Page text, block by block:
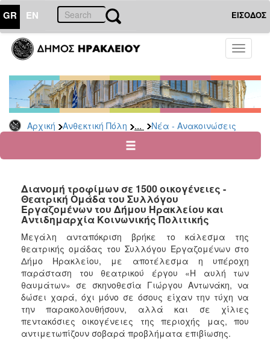
GR EN ΕΙΣΟΔΟΣ
Toggle
Αρχική Ανθεκτική Πόλη ... Νέα - Ανακοινώσεις
ΑΝΘΕΚΤΙΚΗ
ΠΟΛΗ
Κοινωνική
Πολιτική
Νέα
Ανακοινώσεις
για
Οικονομική
Αδυναμία
&
Φυσικές
Καταστροφές
Κέντρα
Κοινοτικής
Φροντίδας
(Κ.Α.Π.Η.)
Κέντρα
Δημιουργικής
Διανομή τροφίμων σε 1500 οικογένειες -
Θεατρική Ομάδα του Συλλόγου
Εργαζομένων του Δήμου Ηρακλείου και
Αντιδημαρχία Κοινωνικής Πολιτικής
Μεγάλη ανταπόκριση βρήκε το κάλεσμα της
θεατρικής ομάδας του Συλλόγου Εργαζομένων στο
Δήμο Ηρακλείου, με αποτέλεσμα η υπέροχη
παράσταση του θεατρικού έργου «Η αυλή των
θαυμάτων» σε σκηνοθεσία Γιώργου Αντωνάκη, να
δώσει χαρά, όχι μόνο σε όσους είχαν την τύχη να
την παρακολουθήσουν, αλλά και σε χίλιες
πεντακόσιες οικογένειες της περιοχής μας, που
αντιμετωπίζουν σοβαρά προβλήματα επιβίωσης.